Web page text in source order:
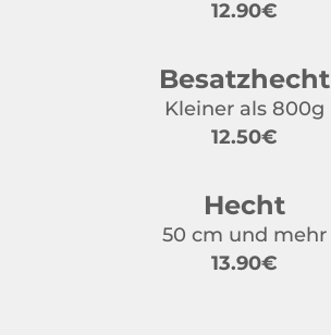
12.90€
Besatzhecht
Kleiner als 800g
12.50€
Hecht
50 cm und mehr
13.90€